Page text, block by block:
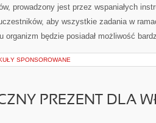
prowadzony jest przez wspaniałych
aby wszystkie zadania w
organizm będzie posiadał możliwość
SPONSOROWANE
PREZENT DLA